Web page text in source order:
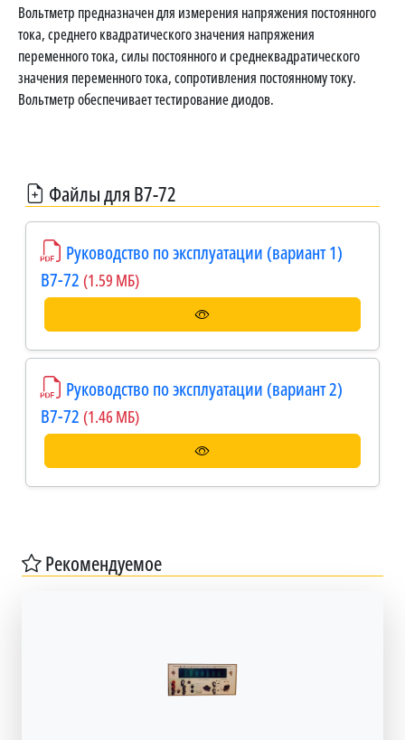
Вольтметр предназначен для измерения напряжения постоянного
тока, среднего квадратического значения напряжения
переменного тока, силы постоянного и среднеквадратического
значения переменного тока, сопротивления постоянному току.
Вольтметр обеспечивает тестирование диодов.
Файлы для В7-72
Руководство по эксплуатации (вариант 1)
В7-72 (1.59 МБ)
Руководство по эксплуатации (вариант 2)
В7-72 (1.46 МБ)
Рекомендуемое